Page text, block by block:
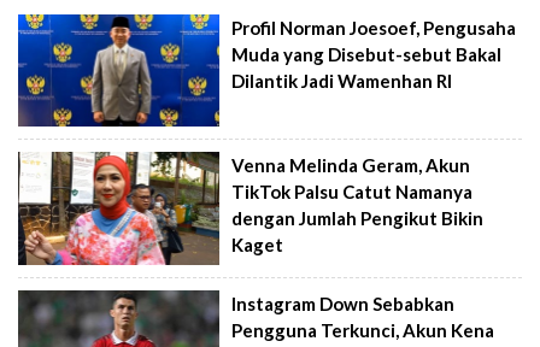
Profil Norman Joesoef, Pengusaha
Muda yang Disebut-sebut Bakal
Dilantik Jadi Wamenhan RI
Venna Melinda Geram, Akun
TikTok Palsu Catut Namanya
dengan Jumlah Pengikut Bikin
Kaget
Instagram Down Sebabkan
Pengguna Terkunci, Akun Kena